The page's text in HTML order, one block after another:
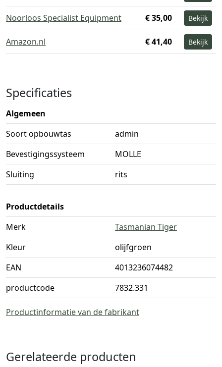
Noorloos Specialist Equipment € 35,00 Bekijk
Amazon.nl € 41,40 Bekijk
Specificaties
Algemeen
Soort opbouwtas
admin
Bevestigingssysteem
MOLLE
Sluiting
rits
Productdetails
Merk
Tasmanian Tiger
Kleur
olijfgroen
EAN
4013236074482
productcode
7832.331
Productinformatie van de fabrikant
Gerelateerde producten